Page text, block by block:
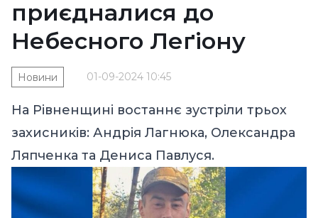
приєдналися до
Небесного Леґіону
01-09-2024 10:45
Новини
На Рівненщині востаннє зустріли трьох
захисників: Андрія Лагнюка, Олександра
Ляпченка та Дениса Павлуся.